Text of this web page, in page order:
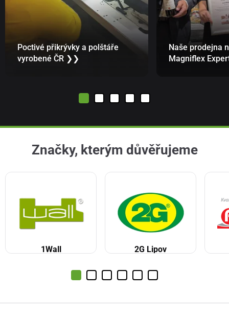
Poctivé přikrývky a polštáře
vyrobené ČR ❯❯
Naše prodejna
Magniflex
Značky, kterým důvěřujeme
1Wall 2G Lipov